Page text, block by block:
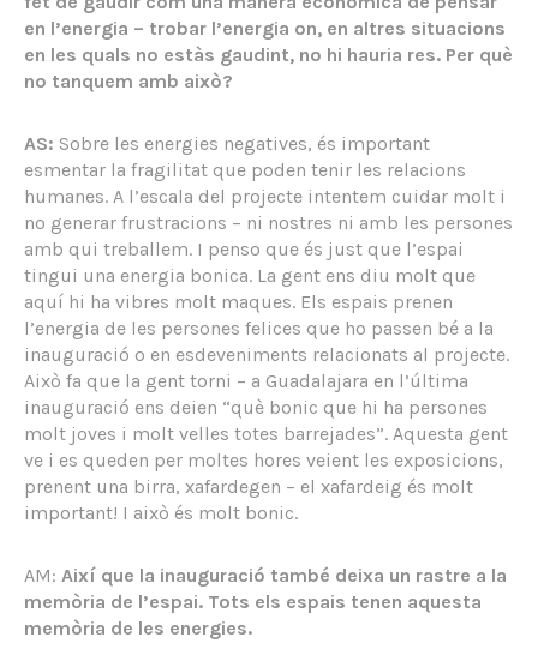
en l’energia – trobar l’energia on, en altres situacions
en les quals no estàs gaudint, no hi hauria res. Per què
no tanquem amb això?
AS: Sobre les energies negatives, és important
esmentar la fragilitat que poden tenir les relacions
humanes. A l’escala del projecte intentem cuidar molt i
no generar frustracions – ni nostres ni amb les persones
amb qui treballem. I penso que és just que l’espai
tingui una energia bonica. La gent ens diu molt que
aquí hi ha vibres molt maques. Els espais prenen
l’energia de les persones felices que ho passen bé a la
inauguració o en esdeveniments relacionats al projecte.
Això fa que la gent torni – a Guadalajara en l’última
inauguració ens deien “què bonic que hi ha persones
molt joves i molt velles totes barrejades”. Aquesta gent
ve i es queden per moltes hores veient les exposicions,
prenent una birra, xafardegen – el xafardeig és molt
important! I això és molt bonic.
AM: Així que la inauguració també deixa un rastre a la
memòria de l’espai. Tots els espais tenen aquesta
memòria de les energies.